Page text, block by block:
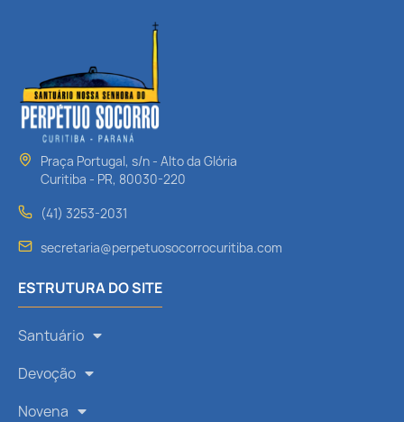
Praça Portugal, s/n - Alto da Glória
Curitiba - PR, 80030-220
(41) 3253-2031
secretaria@perpetuosocorrocuritiba.com
ESTRUTURA DO SITE
Santuário
Devoção
Novena